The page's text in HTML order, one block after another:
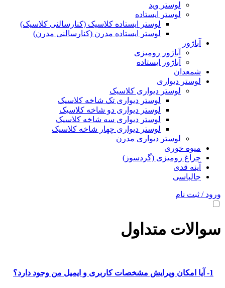
لوستر وید
لوستر ایستاده
لوستر ایستاده کلاسیک (کنارسالنی کلاسیک)
لوستر ایستاده مدرن (کنارسالنی مدرن)
آباژور
آباژور رومیزی
آباژور ایستاده
شمعدان
لوستر دیواری
لوستر دیواری کلاسیک
لوستر دیواری تک شاخه کلاسیک
لوستر دیواری دو شاخه کلاسیک
لوستر دیواری سه شاخه کلاسیک
لوستر دیواری چهار شاخه کلاسیک
لوستر دیواری مدرن
میوه خوری
چراغ رومیزی (گردسوز)
آینه قدی
جالباسی
ورود / ثبت نام
سوالات متداول
1- آیا امکان ویرایش مشخصات کاربری و ایمیل من وجود دارد؟